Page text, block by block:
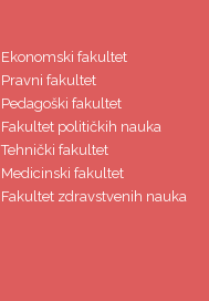
Ekonomski fakultet
Pravni fakultet
Pedagoški fakultet
Fakultet političkih nauka
Tehnički fakultet
Medicinski fakultet
Fakultet zdravstvenih nauka